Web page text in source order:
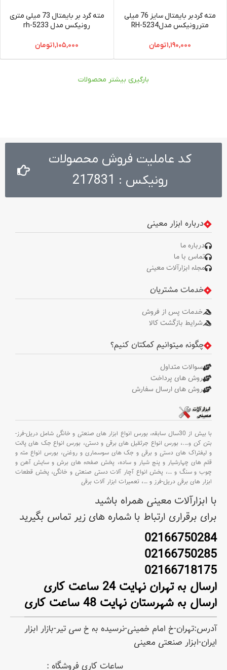
مته گردبر بایمتال سایز 76 میلی
متررونیکس مدلRH-5234
۱,۱۹۰,۰۰۰تومان
مته گرد بر بایمتال 73 میلی متری
رونیکس مدل rh-5233
۱,۱۰۵,۰۰۰تومان
بارگیری بیشتر محصولات
کد عاملیت فروش محصولات
رونیکس : 217831
درباره ابزار معینی
درباره ما
تماس با ما
مجله ابزارآلات معینی
خدمات مشتریان
خدمات پس از فروش
شرایط بازگشت کالا
چگونه میتوانیم کمکتان کنیم؟
سوالات متداول
روش های پرداخت
روش های ارسال سفارش
با بیش از 30سال سابقه،
بورس انواع ابزار های صنعتی و خانگی شامل دریل-فرز-
بتن کن و….، بورس انواع جرثقیل های برقی و دستی، بورس انواع جک های پالت
و لیفتراک های دستی و برقی و جک های سوسماری و روغنی، بورس انواع مته و
قلم های چهارشیار و پنج شیار و ساده، پخش صفحه های برش و سایش آهن و
چوب و سنگ و …، پخش انواع آچار آلات دستی صنعتی و خانگی، پخش قطعات
ابزار های برقی دریل-فرز و …، تعمیرات ابزار آلات برقی
با ابزارآلات معینی همراه باشید
برای برقراری ارتباط با شماره های زیر تماس بگیرید
02166750284
02166750285
02166718175
ارسال به تهران نهایت 24 ساعت کاری
ارسال به شهرستان نهایت 48 ساعت کاری
آدرس:تهران-خ امام خمینی-نرسیده به خ سی تیر-بازار ابزار
ایران-ابزار صنعتی معینی
ساعات کاری فروشگاه :